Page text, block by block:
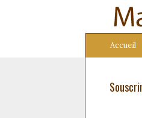
Accueil